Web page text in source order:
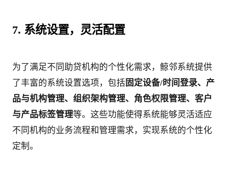
7. 系统设置，灵活配置
为了满足不同助贷机构的个性化需求，鲸邻系统提供
了丰富的系统设置选项，包括固定设备/时间登录、产
品与机构管理、组织架构管理、角色权限管理、客户
与产品标签管理等。这些功能使得系统能够灵活适应
不同机构的业务流程和管理需求，实现系统的个性化
定制。